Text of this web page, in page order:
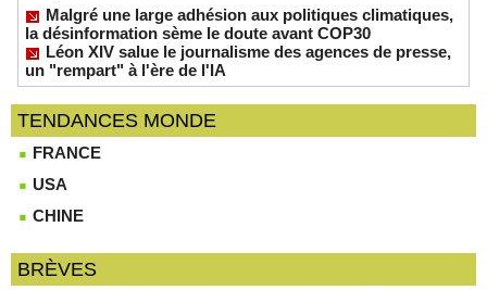
Malgré une large adhésion aux politiques climatiques,
la désinformation sème le doute avant COP30
Léon XIV salue le journalisme des agences de presse,
un "rempart" à l'ère de l'IA
TENDANCES MONDE
FRANCE
USA
CHINE
BRÈVES